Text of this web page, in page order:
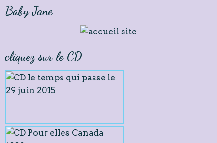
Baby Jane
cliquez sur le CD